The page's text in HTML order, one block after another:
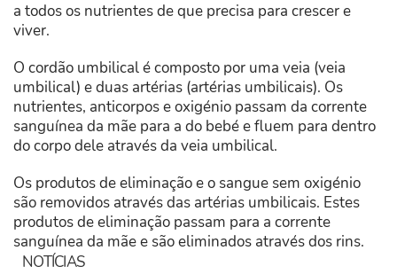
a todos os nutrientes de que precisa para crescer e
viver.
O cordão umbilical é composto por uma veia (veia
umbilical) e duas artérias (artérias umbilicais). Os
nutrientes, anticorpos e oxigénio passam da corrente
sanguínea da mãe para a do bebé e fluem para dentro
do corpo dele através da veia umbilical.
Os produtos de eliminação e o sangue sem oxigénio
são removidos através das artérias umbilicais. Estes
produtos de eliminação passam para a corrente
sanguínea da mãe e são eliminados através dos rins.
NOTÍCIAS